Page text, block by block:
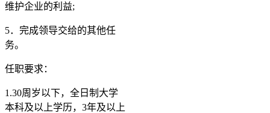
维护企业的利益;
5．完成领导交给的其他任
务。
任职要求：
1.30周岁以下，全日制大学
本科及以上学历，3年及以上